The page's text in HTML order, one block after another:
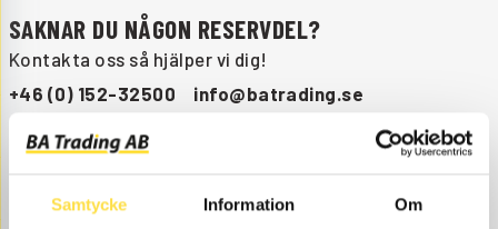
Samtycke Information Om
SAKNAR DU NÅGON RESERVDEL?
Kontakta oss så hjälper vi dig!
+46 (0) 152-32500
info@batrading.se
Filtrera & sortera Antal artiklar 1